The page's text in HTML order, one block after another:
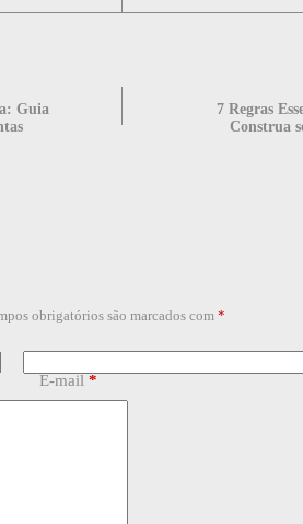
Guia
7 Regras
Construa
obrigatórios são marcados com *
E-mail *